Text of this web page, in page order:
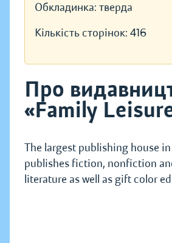
Обкладинка: тверда
Кількість сторінок: 416
Про
«Family
The largest publishing house
publishes fiction, nonfiction
literature as well as gift color